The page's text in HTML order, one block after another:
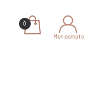
Mon compte